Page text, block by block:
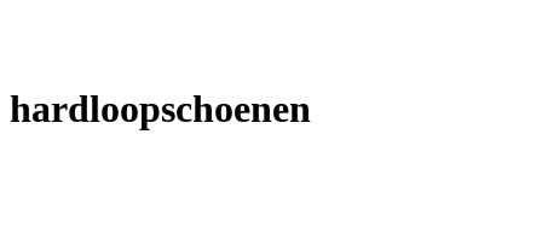
hardloopschoenen